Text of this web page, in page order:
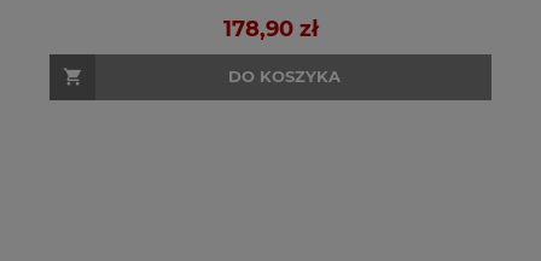
178,90 zł
DO KOSZYKA